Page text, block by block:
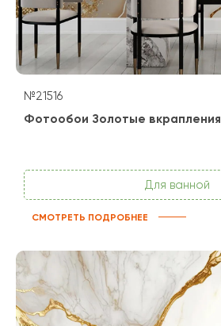
№21516
Фотообои Золотые вкрапления
Для ванной
СМОТРЕТЬ ПОДРОБНЕЕ